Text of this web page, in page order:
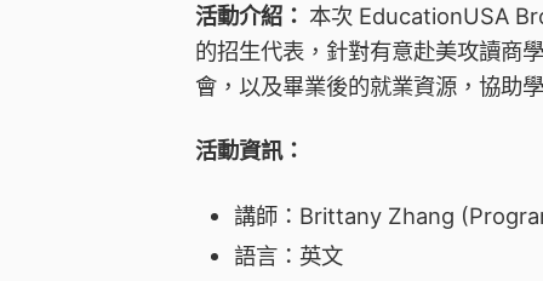
活動介紹： 本次 EducationUSA
的招生代表，針對有意赴美攻讀商
會，以及畢業後的就業資源，協助
活動資訊：
講師：Brittany Zhang
語言：英文